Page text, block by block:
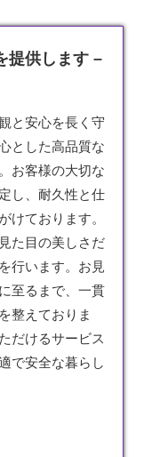
提供します –
と安心を長く守
とした高品質な
お客様の大切な
し、耐久性と仕
けております。
た目の美しさだ
行います。お見
至るまで、一貫
整えておりま
だけるサービス
で安全な暮らし